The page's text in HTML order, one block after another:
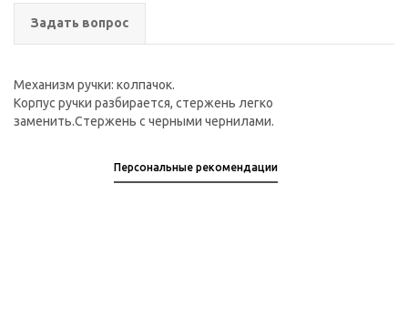
Задать вопрос
Механизм ручки: колпачок.
Корпус ручки разбирается, стержень легко
заменить.Стержень с черными чернилами.
Персональные рекомендации